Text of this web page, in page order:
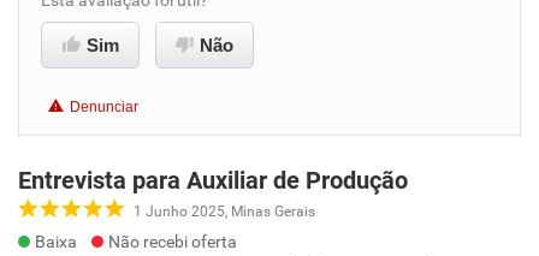
Sim Não
Denunciar
Entrevista para Auxiliar de Produção
1 Junho 2025, Minas Gerais
Baixa Não recebi oferta